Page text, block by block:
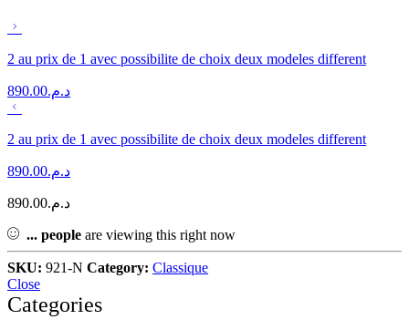
2 au prix de 1 avec possibilite de choix deux modeles different
د.م.890.00
2 au prix de 1 avec possibilite de choix deux modeles different
د.م.890.00
د.م.890.00
... people are viewing this right now
SKU: 921-N Category: Classique
Close
Categories